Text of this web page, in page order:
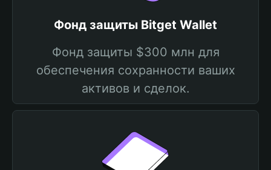
Фонд защиты Bitget Wallet
Фонд защиты $300 млн для
обеспечения сохранности ваших
активов и сделок.